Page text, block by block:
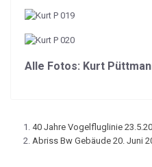
Alle Fotos: Kurt
40 Jahre Vogelfluglinie
Abriss Bw Gebäude 20. Juni